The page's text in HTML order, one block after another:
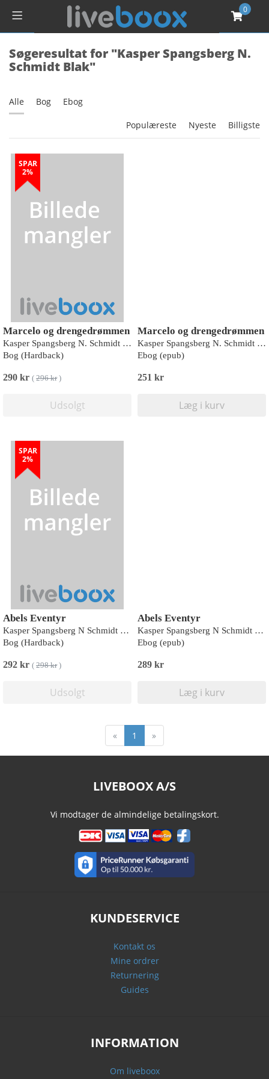
0
Søgeresultat for "Kasper Spangsberg N.
Schmidt Blak"
Alle Bog Ebog
Populæreste Nyeste Billigste
SPAR
2%
Marcelo og drengedrømmen
Kasper Spangsberg N. Schmidt Blak
Bog (Hardback)
290 kr ( 296 kr)
Udsolgt
Marcelo og drengedrømmen
Kasper Spangsberg N. Schmidt Blak
Ebog (epub)
251 kr
Læg i kurv
SPAR
2%
Abels Eventyr
Kasper Spangsberg N Schmidt Blak
Bog (Hardback)
292 kr ( 298 kr)
Udsolgt
Abels Eventyr
Kasper Spangsberg N Schmidt Blak
Ebog (epub)
289 kr
Læg i kurv
« 1 »
LIVEBOOX A/S
Vi modtager de almindelige betalingskort.
KUNDESERVICE
Kontakt os
Mine ordrer
Returnering
Guides
INFORMATION
Om liveboox